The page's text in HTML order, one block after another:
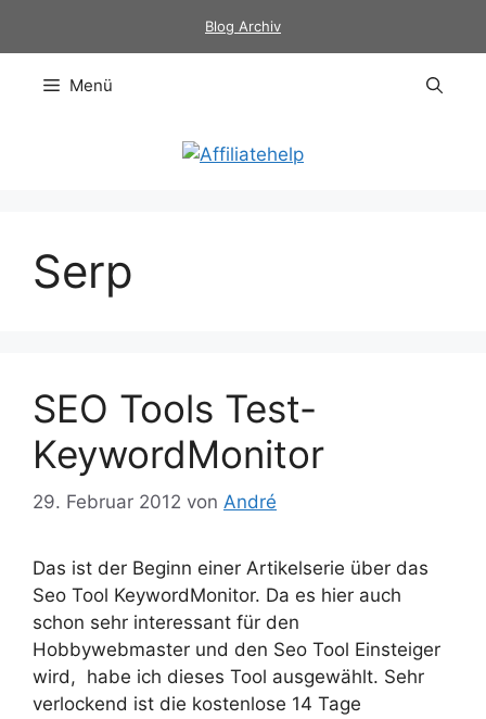
Blog Archiv
Menü
Serp
SEO Tools Test-
KeywordMonitor
29. Februar 2012 von André
Das ist der Beginn einer Artikelserie über das
Seo Tool KeywordMonitor. Da es hier auch
schon sehr interessant für den
Hobbywebmaster und den Seo Tool Einsteiger
wird, habe ich dieses Tool ausgewählt. Sehr
verlockend ist die kostenlose 14 Tage